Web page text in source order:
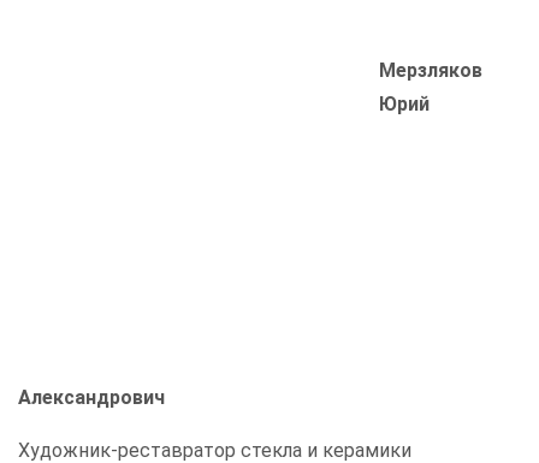
Мерзляков
Юрий
Александрович
Художник-реставратор стекла и керамики